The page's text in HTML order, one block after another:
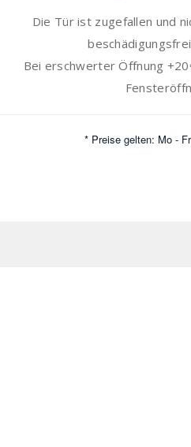
Die Tür ist zugefallen und
Bei erschwerter Öffnung
* Preise gelten: Mo -